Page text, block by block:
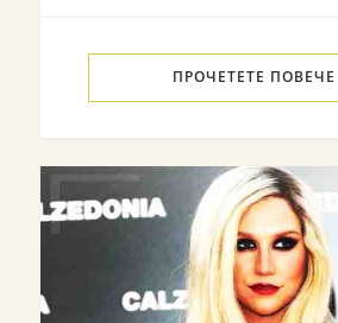
ПРОЧЕТЕТЕ ПОВЕЧЕ